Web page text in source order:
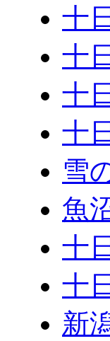
十
十
十
十
雪
魚
十
十
新